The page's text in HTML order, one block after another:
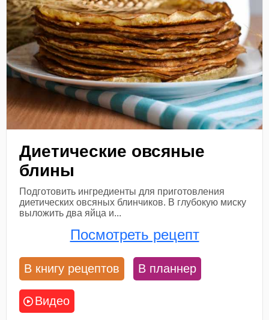
Диетические овсяные
блины
Подготовить ингредиенты для приготовления
диетических овсяных блинчиков. В глубокую миску
выложить два яйца и...
Посмотреть рецепт
В книгу рецептов В планнер
Видео